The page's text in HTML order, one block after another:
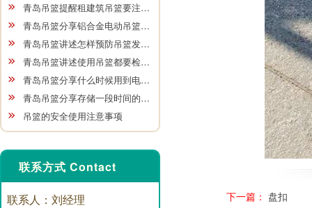
青岛吊篮提醒租建筑吊篮要注…
青岛吊篮分享铝合金电动吊篮…
青岛吊篮讲述怎样预防吊篮发…
青岛吊篮讲述使用吊篮都要检…
青岛吊篮分享什么时候用到电…
青岛吊篮分享存储一段时间的…
吊篮的安全使用注意事项
联系方式 Contact
联系人：刘经理
下一篇： 盘扣